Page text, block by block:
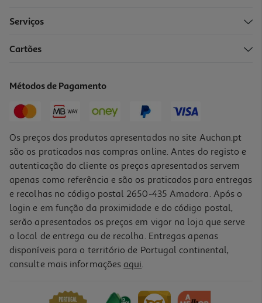
Disco Externo Toshiba Canvio Advance Hdtca20ek3aa 2tb 2.5"
Serviços
Cartões
Métodos de Pagamento
Os preços dos produtos apresentados no site Auchan.pt
são os praticados nas compras online. Antes do registo e
autenticação do cliente os preços apresentados servem
apenas como referência e são os praticados para entregas
e recolhas no código postal 2650-435 Amadora. Após o
login e em função da proximidade e do código postal,
serão apresentados os preços em vigor na loja que serve
o local de entrega ou de recolha. Entregas apenas
disponíveis para o território de Portugal continental,
consulte mais informações aqui.